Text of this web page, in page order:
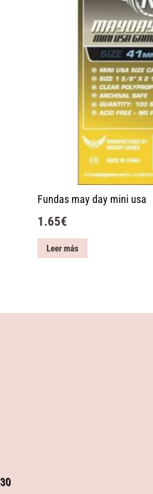
Fundas may day mini usa
1.65€
Leer más